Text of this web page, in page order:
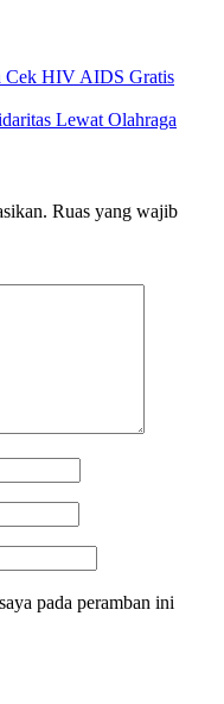
HIV AIDS Gratis
Lewat Olahraga
Ruas yang wajib
pada peramban ini